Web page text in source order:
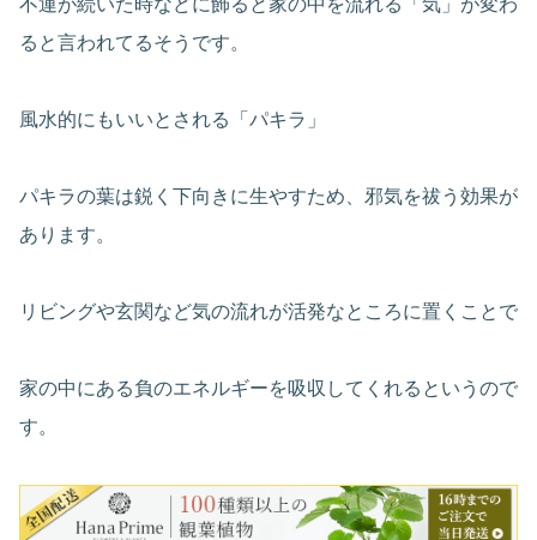
ると言われてるそうです。
風水的にもいいとされる「パキラ」
パキラの葉は鋭く下向きに生やすため、邪気を祓う効果が
あります。
リビングや玄関など気の流れが活発なところに置くことで
家の中にある負のエネルギーを吸収してくれるというので
す。